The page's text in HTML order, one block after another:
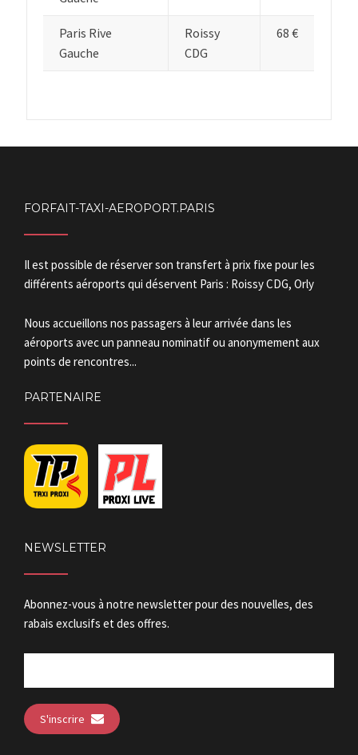
Paris Rive
Gauche
Roissy
CDG
68 €
FORFAIT-TAXI-AEROPORT.PARIS
Il est possible de réserver son transfert à prix fixe pour les
différents aéroports qui déservent Paris : Roissy CDG, Orly
Nous accueillons nos passagers à leur arrivée dans les
aéroports avec un panneau nominatif ou anonymement aux
points de rencontres...
PARTENAIRE
NEWSLETTER
Abonnez-vous à notre newsletter pour des nouvelles, des
rabais exclusifs et des offres.
S'inscrire